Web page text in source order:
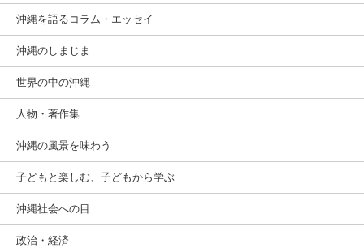
沖縄を語るコラム・エッセイ
沖縄のしまじま
世界の中の沖縄
人物・著作集
沖縄の風景を味わう
子どもと楽しむ、子どもから学ぶ
沖縄社会への目
政治・経済